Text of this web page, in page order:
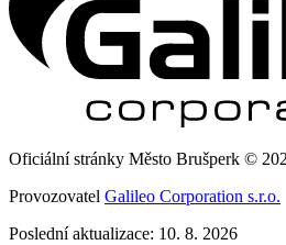
Oficiální stránky Město Brušperk ©
Provozovatel Galileo Corporation s.r.o.
Poslední aktualizace: 10. 8. 2026